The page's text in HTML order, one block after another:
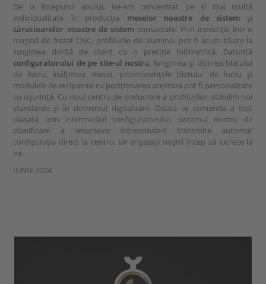
De la începutul anului, ne-am concentrat pe și mai multă
individualitate în producția meselor noastre de sistemși
cărucioarelor noastre de sistemconsacrate: Prin investiția într-o
mașină de frezat CNC, profilurile de aluminiu pot fi acum tăiate la
lungimea dorită de client cu o precizie milimetrică. Datorită
configuratorului de pe site-ul nostru, lungimea și lățimea blatului
de lucru, înălțimea mesei, proeminențele blatului de lucru și
modulele de recipiente cu poziționarea acestora pot fi personalizate
cu ușurință. Cu noul centru de prelucrare a profilurilor, stabilim noi
standarde și în domeniul digitalizării: Odată ce comanda a fost
plasată prin intermediul configuratorului, sistemul nostru de
planificare a resurselor întreprinderii transmite automat
configurația direct la centru, iar angajații noștri încep să lucreze la
ea.
IUNIE 2024